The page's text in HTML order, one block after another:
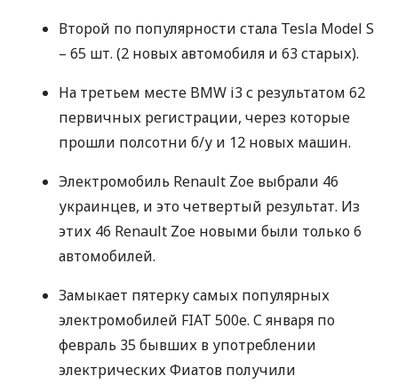
Второй по популярности стала Tesla Model S
– 65 шт. (2 новых автомобиля и 63 старых).
На третьем месте BMW i3 с результатом 62
первичных регистрации, через которые
прошли полсотни б/у и 12 новых машин.
Электромобиль Renault Zoe выбрали 46
украинцев, и это четвертый результат. Из
этих 46 Renault Zoe новыми были только 6
автомобилей.
Замыкает пятерку самых популярных
электромобилей FIAT 500e. С января по
февраль 35 бывших в употреблении
электрических Фиатов получили